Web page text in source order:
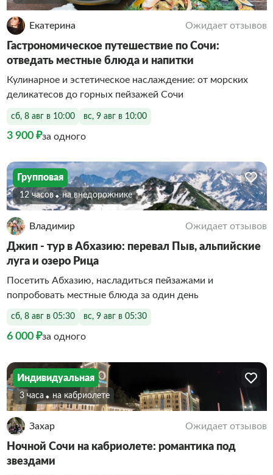
Екатерина Ожидает отзывов
Гастрономическое путешествие по Сочи:
отведать местные блюда и напитки
Кулинарное и эстетическое наслаждение: от морских
деликатесов до горных пейзажей Сочи
сб, 8 авг в 10:00 вс, 9 авг в 10:00
3 900 ₽за одного
Групповая
12 часов На внедорожнике
Владимир Ожидает отзывов
Джип - тур в Абхазию: перевал Пыв, альпийские
луга и озеро Рица
Посетить Абхазию, насладиться пейзажами и
попробовать местные блюда за один день
сб, 8 авг в 05:30 вс, 9 авг в 05:30
6 000 ₽за одного
Индивидуальная
3 часа На кабриолете
Захар Ожидает отзывов
Ночной Сочи на кабриолете: романтика под
звездами